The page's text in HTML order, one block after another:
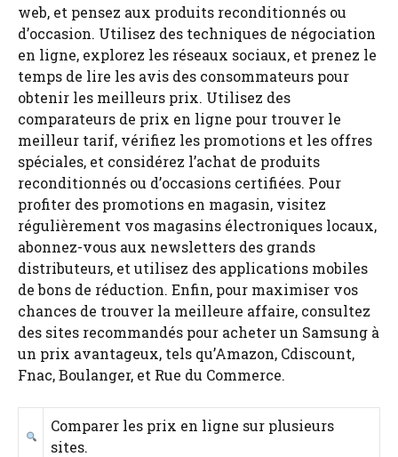
web, et pensez aux produits reconditionnés ou
d’occasion. Utilisez des techniques de négociation
en ligne, explorez les réseaux sociaux, et prenez le
temps de lire les avis des consommateurs pour
obtenir les meilleurs prix. Utilisez des
comparateurs de prix en ligne pour trouver le
meilleur tarif, vérifiez les promotions et les offres
spéciales, et considérez l’achat de produits
reconditionnés ou d’occasions certifiées. Pour
profiter des promotions en magasin, visitez
régulièrement vos magasins électroniques locaux,
abonnez-vous aux newsletters des grands
distributeurs, et utilisez des applications mobiles
de bons de réduction. Enfin, pour maximiser vos
chances de trouver la meilleure affaire, consultez
des sites recommandés pour acheter un Samsung à
un prix avantageux, tels qu’Amazon, Cdiscount,
Fnac, Boulanger, et Rue du Commerce.
Comparer les prix en ligne sur plusieurs
sites.